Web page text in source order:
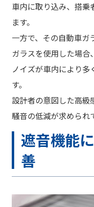
車内に取り込み、搭乗
ます。
一方で、その自動車ガ
ガラスを使用した場
ノイズが車内により多
す。
設計者の意図した高級
騒音の低減が求められ
遮音機能
善